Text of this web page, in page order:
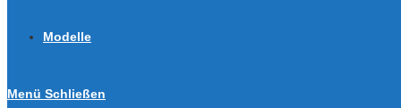
Modelle
Menü Schließen